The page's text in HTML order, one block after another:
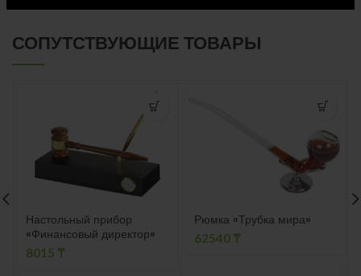
СОПУТСТВУЮЩИЕ ТОВАРЫ
Настольный прибор
«Финансовый директор»
8015 ₸
Рюмка «Трубка мира»
62540 ₸